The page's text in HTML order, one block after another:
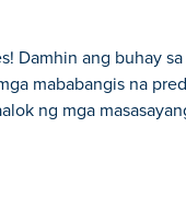
Damhin ang buhay
mababangis na
ng mga